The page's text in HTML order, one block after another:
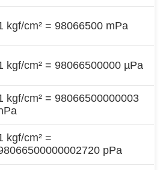
kgf/cm² = 98066500 mPa
kgf/cm² = 98066500000 µPa
kgf/cm² = 98066500000003
kgf/cm² =
pPa